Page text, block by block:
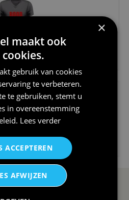
€24,95
€24,95
t-shirt sport s...
×
maakt ook
gebruik van cookies
te verbeteren.
te gebruiken, stemt u
in overeenstemming
. Lees verder
ACCEPTEREN
AFWIJZEN